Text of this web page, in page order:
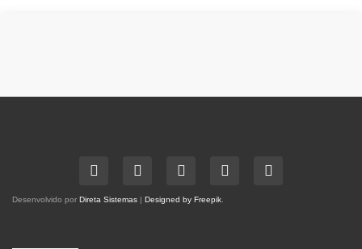
Desenvolvido por Direta Sistemas | Designed by Freepik